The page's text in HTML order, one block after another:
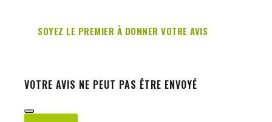
SOYEZ LE PREMIER À DONNER VOTRE AVIS
VOTRE AVIS NE PEUT PAS ÊTRE ENVOYÉ